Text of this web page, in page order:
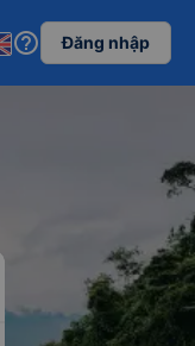
help_outline Đăng nhập